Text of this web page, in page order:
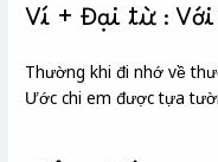
Ví + Đại từ : Với
Thường khi đi nhớ về
Ước chi em được tựa